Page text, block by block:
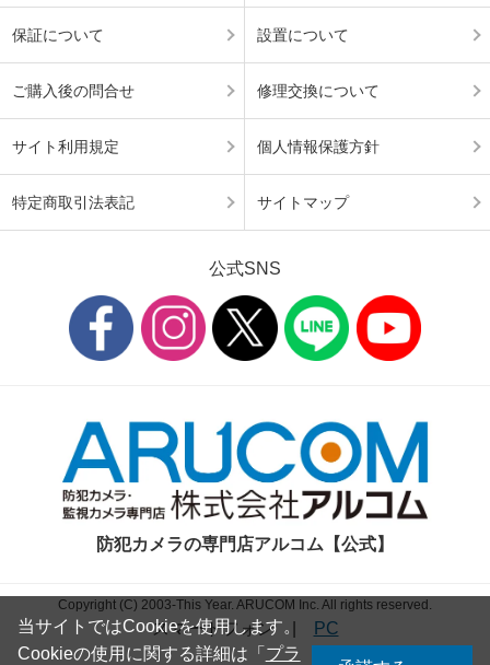
保証について 設置について
ご購入後の問合せ 修理交換について
サイト利用規定 個人情報保護方針
特定商取引法表記 サイトマップ
公式SNS
防犯カメラの専門店アルコム【公式】
Copyright (C) 2003-This Year. ARUCOM Inc. All rights reserved.
スマートフォン| PC
当サイトではCookieを使用します。
Cookieの使用に関する詳細は「 プラ